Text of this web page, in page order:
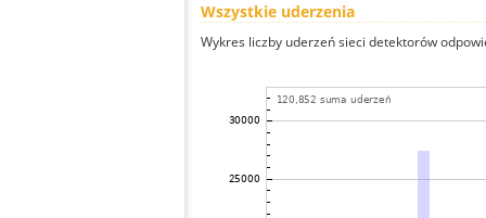
Wszystkie uderzenia
Wykres liczby uderzeń sieci detektorów